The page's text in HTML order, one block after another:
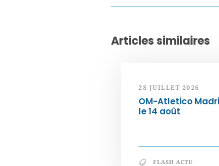
Articles similaires
28 JUILLET 2026
OM-Atletico
le 14 août
FLASH ACTU